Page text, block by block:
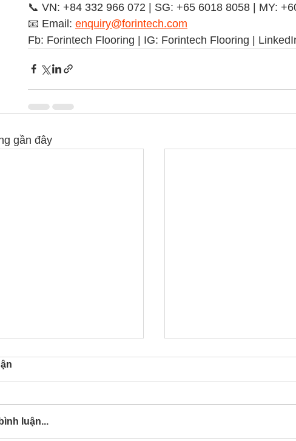
📞 VN: +84 332 966 072 | SG: +65 6018 8058 | MY:
📧 Email: enquiry@forintech.com
Fb: Forintech Flooring | IG: Forintech Flooring |
gần đây
luận...